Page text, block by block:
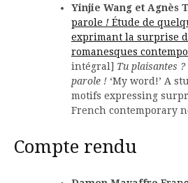
Yinjie Wang et Agnès
parole ! Étude de
exprimant la surprise
romanesques
intégral] Tu plaisantes ?
parole ! ‘My word!’ A
motifs expressing
French contemporary
Compte rendu